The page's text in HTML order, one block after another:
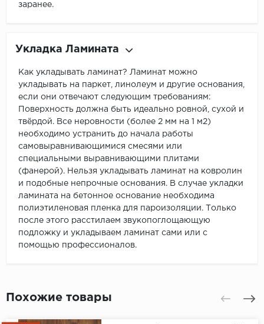
заранее.
Укладка Ламината
Как укладывать ламинат? Ламинат можно
укладывать на паркет, линолеум и другие основания,
если они отвечают следующим требованиям:
Поверхность должна быть идеально ровной, сухой и
твёрдой. Все неровности (более 2 мм на 1 м2)
необходимо устранить до начала работы
самовыравнивающимися смесями или
специальными выравнивающими плитами
(фанерой). Нельзя укладывать ламинат на ковролин
и подобные непрочные основания. В случае укладки
ламината на бетонное основание необходима
полиэтиленовая пленка для пароизоляции. Только
после этого расстилаем звукопоглощающую
подложку и укладываем ламинат сами или с
помощью профессионалов.
Похожие товары